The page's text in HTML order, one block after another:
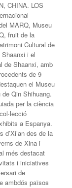
CHINA. LOS
MARQ, Museu
fruit de la
Cultural de
i el
de Shaanxi, amb
de 9
el Museu
Qin Shihuang.
per la ciència
a Espanya.
des de la
de Xina i
més destacat
i iniciatives
de
ambdós països